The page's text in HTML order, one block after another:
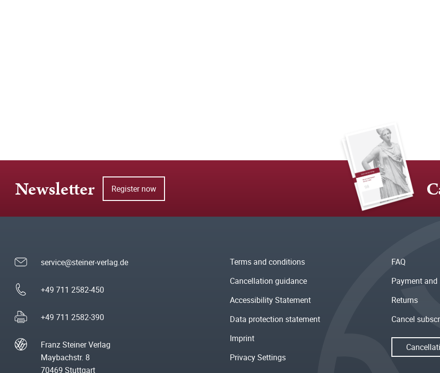
Newsletter Register now
service@steiner-verlag.de
+49 711 2582-450
+49 711 2582-390
Franz Steiner Verlag
Maybachstr. 8
70469 Stuttgart
Terms and conditions
Cancellation guidance
Accessibility Statement
Data protection statement
Imprint
Privacy Settings
FAQ
Payment
Returns
Cancel